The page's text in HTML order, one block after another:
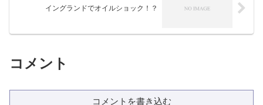
イングランドでオイルショック！？
コメント
コメントを書き込む